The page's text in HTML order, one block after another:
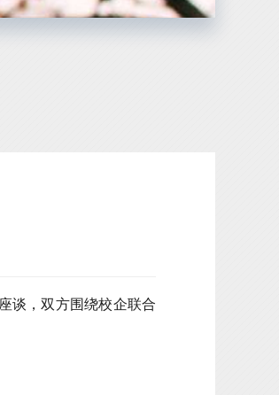
谈，双方围绕校企联合